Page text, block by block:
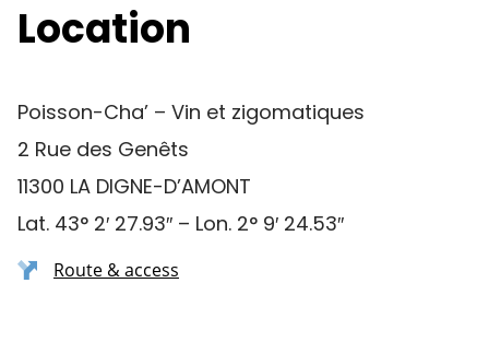
Location
Poisson-Cha’ – Vin et zigomatiques
2 Rue des Genêts
11300 LA DIGNE-D’AMONT
Lat. 43° 2′ 27.93″ – Lon. 2° 9′ 24.53″
Route & access